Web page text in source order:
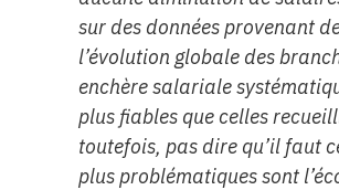
sur des données provenant
l’évolution globale des
enchère salariale
plus fiables que celles
toutefois, pas dire qu’il faut
plus problématiques sont